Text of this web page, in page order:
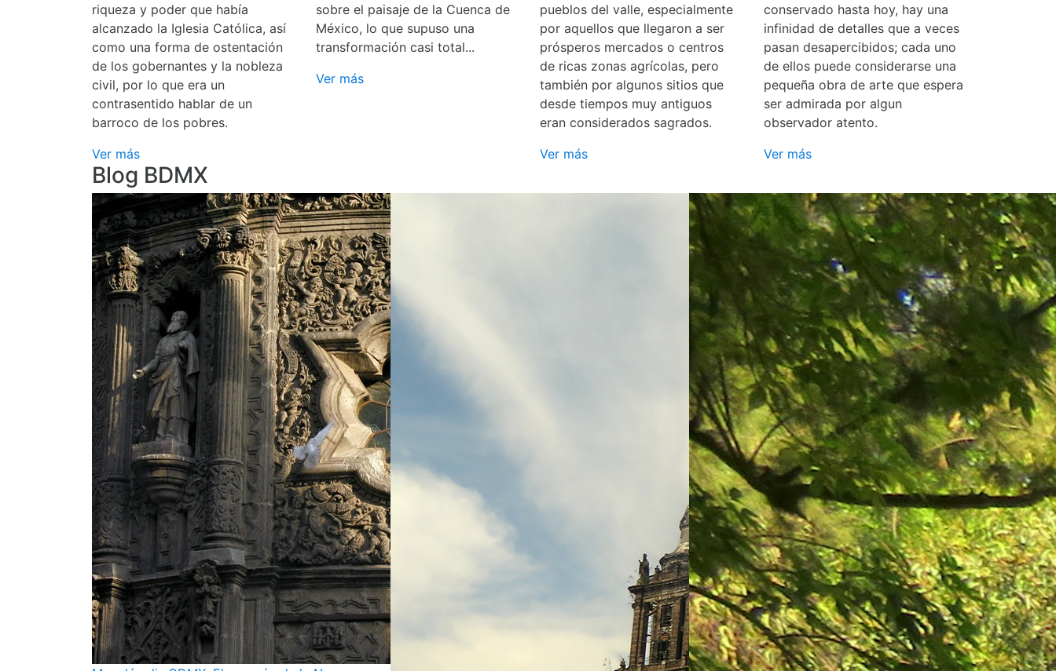
riqueza y poder que había
alcanzado la Iglesia Católica, así
como una forma de ostentación
de los gobernantes y la nobleza
civil, por lo que era un
contrasentido hablar de un
barroco de los pobres.
Ver más
sobre el paisaje de la Cuenca de
México, lo que supuso una
transformación casi total...
Ver más
pueblos del valle, especialmente
por aquellos que llegaron a ser
prósperos mercados o centros
de ricas zonas agrícolas, pero
también por algunos sitios que
desde tiempos muy antiguos
eran considerados sagrados.
Ver más
conservado hasta hoy, hay una
infinidad de detalles que a veces
pasan desapercibidos; cada uno
de ellos puede considerarse una
pequeña obra de arte que espera
ser admirada por algun
observador atento.
Ver más
Blog BDMX